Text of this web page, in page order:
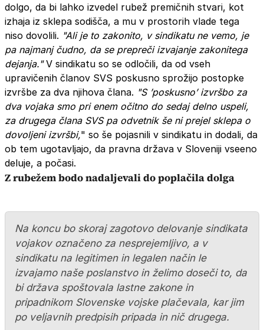
dolgo, da bi lahko izvedel rubež premičnih stvari, kot
izhaja iz sklepa sodišča, a mu v prostorih vlade tega
niso dovolili. "Ali je to zakonito, v sindikatu ne vemo, je
pa najmanj čudno, da se prepreči izvajanje zakonitega
dejanja."V sindikatu so se odločili, da od vseh
upravičenih članov SVS poskusno sprožijo postopke
izvršbe za dva njihova člana. "S ’poskusno’ izvršbo za
dva vojaka smo pri enem očitno do sedaj delno uspeli,
za drugega člana SVS pa odvetnik še ni prejel sklepa o
dovoljeni izvršbi," so še pojasnili v sindikatu in dodali, da
ob tem ugotavljajo, da pravna država v Sloveniji vseeno
deluje, a počasi.
Z rubežem bodo nadaljevali do poplačila dolga
Na koncu bo skoraj zagotovo delovanje sindikata
vojakov označeno za nesprejemljivo, a v
sindikatu na legitimen in legalen način le
izvajamo naše poslanstvo in želimo doseči to, da
bi država spoštovala lastne zakone in
pripadnikom Slovenske vojske plačevala, kar jim
po veljavnih predpisih pripada in nič drugega.